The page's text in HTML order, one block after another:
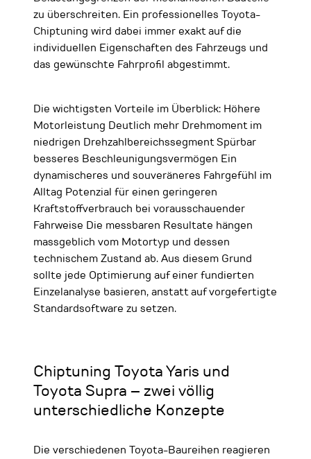
zu überschreiten. Ein professionelles Toyota-
Chiptuning wird dabei immer exakt auf die
individuellen Eigenschaften des Fahrzeugs und
das gewünschte Fahrprofil abgestimmt.
Die wichtigsten Vorteile im Überblick: Höhere
Motorleistung Deutlich mehr Drehmoment im
niedrigen Drehzahlbereichssegment Spürbar
besseres Beschleunigungsvermögen Ein
dynamischeres und souveräneres Fahrgefühl im
Alltag Potenzial für einen geringeren
Kraftstoffverbrauch bei vorausschauender
Fahrweise Die messbaren Resultate hängen
massgeblich vom Motortyp und dessen
technischem Zustand ab. Aus diesem Grund
sollte jede Optimierung auf einer fundierten
Einzelanalyse basieren, anstatt auf vorgefertigte
Standardsoftware zu setzen.
Chiptuning Toyota Yaris und
Toyota Supra – zwei völlig
unterschiedliche Konzepte
Die verschiedenen Toyota-Baureihen reagieren